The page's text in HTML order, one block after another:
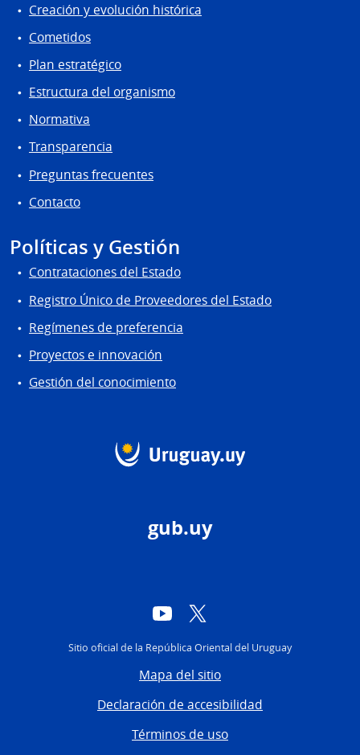
Creación y evolución histórica
Cometidos
Plan estratégico
Estructura del organismo
Normativa
Transparencia
Preguntas frecuentes
Contacto
Políticas y Gestión
Contrataciones del Estado
Registro Único de Proveedores del Estado
Regímenes de preferencia
Proyectos e innovación
Gestión del conocimiento
gub.uy
YouTube
Sitio oficial de la República Oriental del Uruguay
Mapa del sitio
Declaración de accesibilidad
Términos de uso